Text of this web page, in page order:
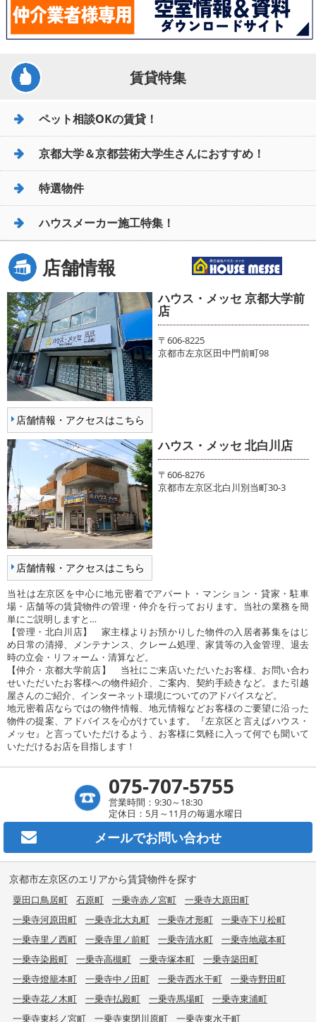
賃貸特集
ペット相談OKの賃貸！
京都大学＆京都芸術大学生さんにおすすめ！
特選物件
ハウスメーカー施工特集！
店舗情報
店舗情報・アクセスはこちら
ハウス・メッセ 京都大学前
店
〒606-8225
京都市左京区田中門前町98
店舗情報・アクセスはこちら
ハウス・メッセ 北白川店
〒606-8276
京都市左京区北白川別当町30-3
当社は左京区を中心に地元密着でアパート・マンション・貸家・駐車
場・店舗等の賃貸物件の管理・仲介を行っております。当社の業務を簡
単にご説明しますと…
【管理・北白川店】 家主様よりお預かりした物件の入居者募集をはじ
め日常の清掃、メンテナンス、クレーム処理、家賃等の入金管理、退去
時の立会・リフォーム・清算など。
【仲介・京都大学前店】 当社にご来店いただいたお客様、お問い合わ
せいただいたお客様への物件紹介、ご案内、契約手続きなど。また引越
屋さんのご紹介、インターネット環境についてのアドバイスなど。
地元密着店ならではの物件情報、地元情報などお客様のご要望に沿った
物件の提案、アドバイスを心がけています。『左京区と言えばハウス・
メッセ』と言っていただけるよう、お客様に気軽に入って何でも聞いて
いただけるお店を目指します！
075-707-5755
営業時間：9:30～18:30
定休日：5月～11月の毎週水曜日
メールでお問い合わせ
京都市左京区のエリアから賃貸物件を探す
粟田口鳥居町 石原町 一乗寺赤ノ宮町
一乗寺大原田町
一乗寺河原田町
一乗寺北大丸町 一乗寺才形町
一乗寺下リ松町
一乗寺里ノ西町
一乗寺里ノ前町 一乗寺清水町
一乗寺地蔵本町
一乗寺染殿町
一乗寺高槻町 一乗寺塚本町
一乗寺築田町
一乗寺燈籠本町
一乗寺中ノ田町 一乗寺西水干町
一乗寺野田町
一乗寺花ノ木町
一乗寺払殿町 一乗寺馬場町
一乗寺東浦町
一乗寺東杉ノ宮町
一乗寺東閉川原町 一乗寺東水干町